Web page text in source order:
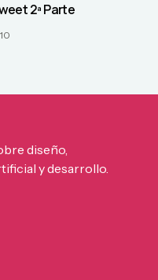
2ª Parte
diseño,
y desarrollo.